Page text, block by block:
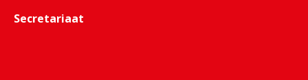
Secretariaat